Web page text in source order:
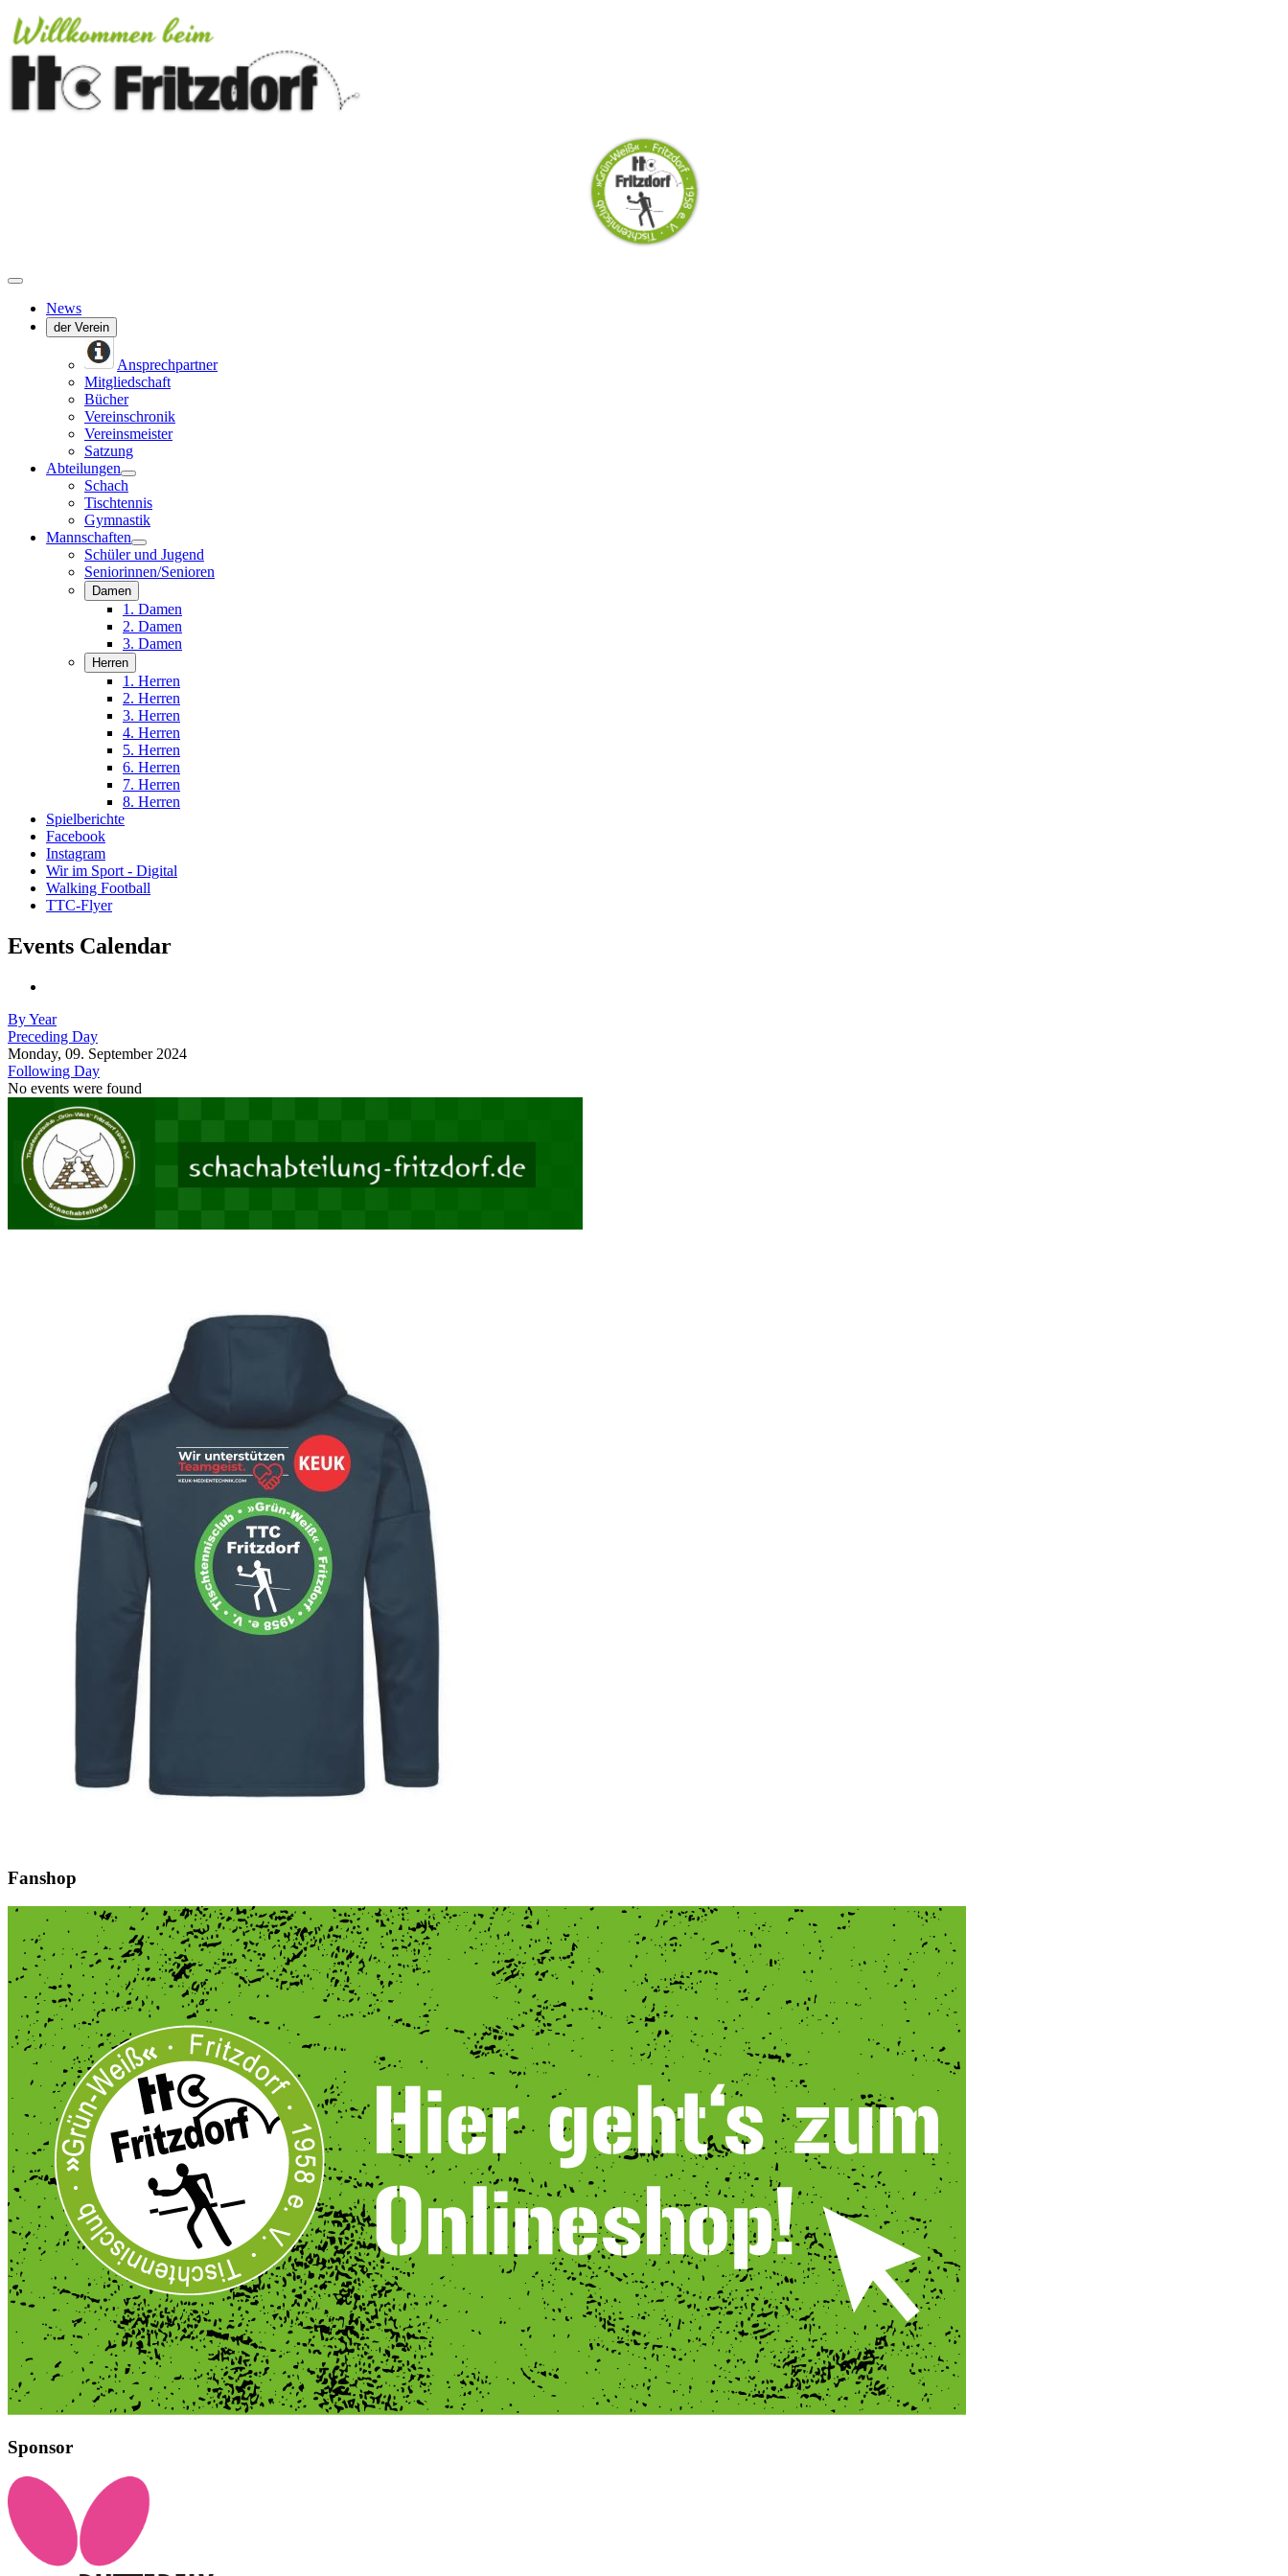
News
der Verein
Ansprechpartner
Mitgliedschaft
Bücher
Vereinschronik
Vereinsmeister
Satzung
Abteilungen
Schach
Tischtennis
Gymnastik
Mannschaften
Schüler und Jugend
Seniorinnen/Senioren
Damen
1. Damen
2. Damen
3. Damen
Herren
1. Herren
2. Herren
3. Herren
4. Herren
5. Herren
6. Herren
7. Herren
8. Herren
Spielberichte
Facebook
Instagram
Wir im Sport - Digital
Walking Football
TTC-Flyer
Events Calendar
By Year
Preceding Day
Monday, 09. September 2024
Following Day
No events were found
Fanshop
Sponsor